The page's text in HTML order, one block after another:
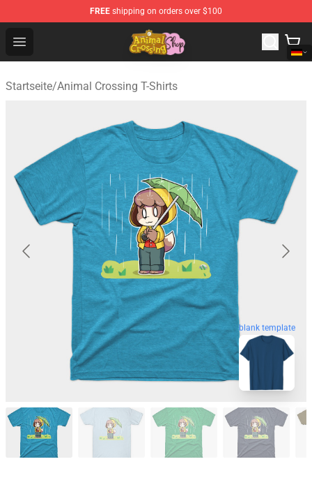
FREE shipping on orders over $100
Open menu
Animal Crossing Shop - Official Animal Crossing
Startseite/Animal Crossing T-Shirts
blank template